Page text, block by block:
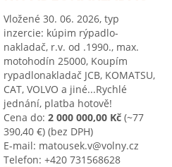
Vložené 30. 06. 2026, typ
inzercie: kúpim rýpadlo-
nakladač, r.v. od .1990., max.
motohodín 25000, Koupím
rypadlonakladač JCB, KOMATSU,
CAT, VOLVO a jiné...Rychlé
jednání, platba hotově!
Cena do: 2 000 000,00 Kč (~77
390,40 €) (bez DPH)
E-mail: matousek.v@volny.cz
Telefon: +420 731568628